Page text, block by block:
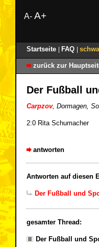
A- A+
Startseite FAQ
zurück zur
Der Fußball
Carpzov, Dormagen
2:0 Rita Schumacher
antworten
Antworten auf diesen
Der Fußball und
gesamter Thread:
Der Fußball und